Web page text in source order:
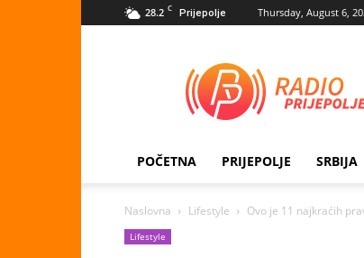
28.2 C Prijepolje Thursday, August 6,
Prijepolje
POČETNA PRIJEPOLJE SRBIJA
Naslovna Lifestyle Ovo je 11 najkraćih
Lifestyle